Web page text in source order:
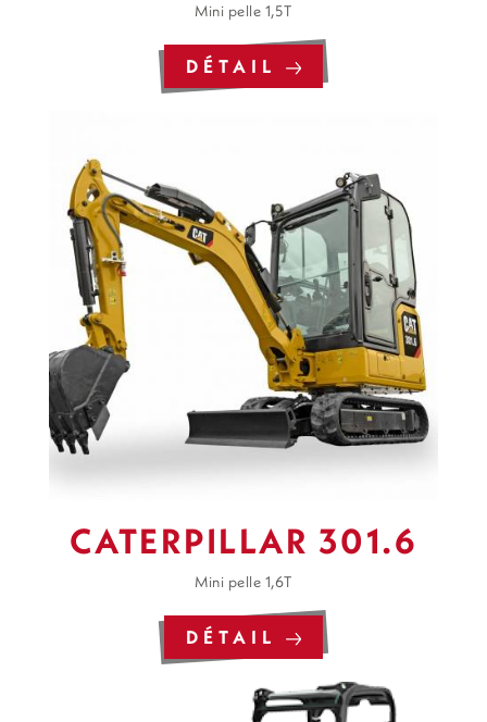
Mini pelle 1,5T
DÉTAIL
CATERPILLAR 301.6
Mini pelle 1,6T
DÉTAIL